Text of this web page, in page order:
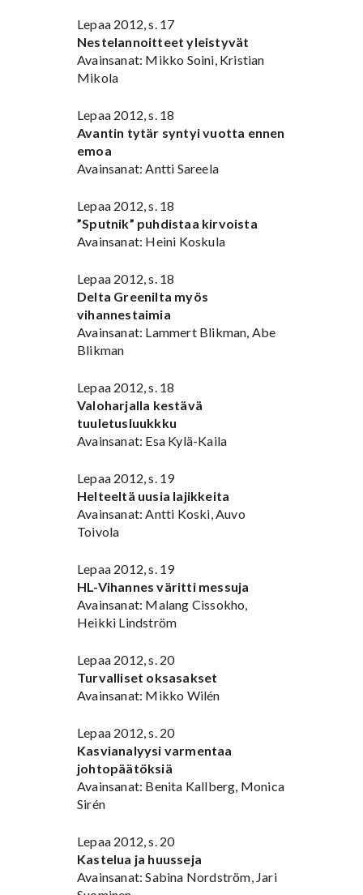
Lepaa 2012, s. 17
Nestelannoitteet yleistyvät
Avainsanat: Mikko Soini, Kristian
Mikola
Lepaa 2012, s. 18
Avantin tytär syntyi vuotta ennen
emoa
Avainsanat: Antti Sareela
Lepaa 2012, s. 18
”Sputnik” puhdistaa kirvoista
Avainsanat: Heini Koskula
Lepaa 2012, s. 18
Delta Greenilta myös
vihannestaimia
Avainsanat: Lammert Blikman, Abe
Blikman
Lepaa 2012, s. 18
Valoharjalla kestävä
tuuletusluukkku
Avainsanat: Esa Kylä-Kaila
Lepaa 2012, s. 19
Helteeltä uusia lajikkeita
Avainsanat: Antti Koski, Auvo
Toivola
Lepaa 2012, s. 19
HL-Vihannes väritti messuja
Avainsanat: Malang Cissokho,
Heikki Lindström
Lepaa 2012, s. 20
Turvalliset oksasakset
Avainsanat: Mikko Wilén
Lepaa 2012, s. 20
Kasvianalyysi varmentaa
johtopäätöksiä
Avainsanat: Benita Kallberg, Monica
Sirén
Lepaa 2012, s. 20
Kastelua ja huusseja
Avainsanat: Sabina Nordström, Jari